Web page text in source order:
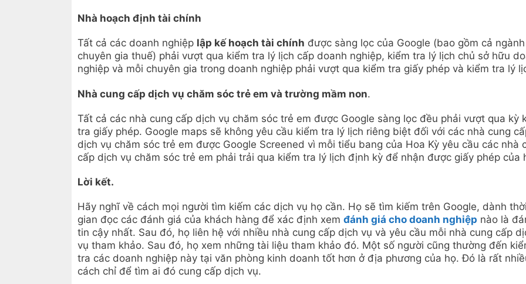
Nhà hoạch định tài chính
Tất cả các doanh nghiệp lập kế hoạch tài chính được sàng lọc của Google (bao gồm cả
chuyên gia thuế) phải vượt qua kiểm tra lý lịch cấp doanh nghiệp, kiểm tra lý lịch chủ sở hữu
nghiệp và mỗi chuyên gia trong doanh nghiệp phải vượt qua kiểm tra giấy phép và kiểm tra lý
Nhà cung cấp dịch vụ chăm sóc trẻ em và trường mầm non.
Tất cả các nhà cung cấp dịch vụ chăm sóc trẻ em được Google sàng lọc đều phải vượt qua kỳ
tra giấy phép. Google maps sẽ không yêu cầu kiểm tra lý lịch riêng biệt đối với các nhà cung
dịch vụ chăm sóc trẻ em được Google Screened vì mỗi tiểu bang của Hoa Kỳ yêu cầu các nhà
cấp dịch vụ chăm sóc trẻ em phải trải qua kiểm tra lý lịch định kỳ để nhận được giấy phép của
Lời kết.
Hãy nghĩ về cách mọi người tìm kiếm các dịch vụ họ cần. Họ sẽ tìm kiếm trên Google, dành thời
gian đọc các đánh giá của khách hàng để xác định xem đánh giá cho doanh nghiệp nào là
tin cậy nhất. Sau đó, họ liên hệ với nhiều nhà cung cấp dịch vụ và yêu cầu mỗi nhà cung cấp
vụ tham khảo. Sau đó, họ xem những tài liệu tham khảo đó. Một số người cũng thường đến
tra các doanh nghiệp này tại văn phòng kinh doanh tốt hơn ở địa phương của họ. Đó là rất
cách chỉ để tìm ai đó cung cấp dịch vụ.